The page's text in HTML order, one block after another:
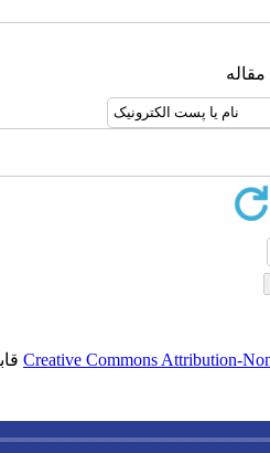
Creative Commons Attribution-